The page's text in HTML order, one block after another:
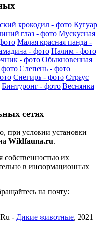
крокодил - фото Кугуар
глаз - фото Мускусная
Малая красная панда -
- фото Налим - фото
- фото Обыкновенная
Слепень - фото
Снегирь - фото Страус
Бинтуронг - фото Веснянка
сетях
при условии установки
Wildfauna.ru.
собственностью их
в информационных
на почту:
- Дикие животные, 2021